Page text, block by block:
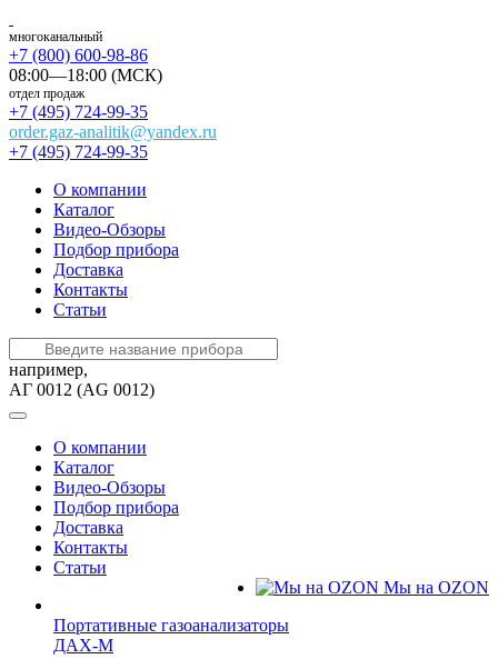
многоканальный
+7 (800) 600-98-86
08:00—18:00 (МСК)
отдел продаж
+7 (495) 724-99-35
order.gaz-analitik@yandex.ru
+7 (495) 724-99-35
О компании
Каталог
Видео-Обзоры
Подбор прибора
Доставка
Контакты
Статьи
например,
АГ 0012 (AG 0012)
О компании
Каталог
Видео-Обзоры
Подбор прибора
Доставка
Контакты
Статьи
Мы на OZON
Портативные газоанализаторы
ДАХ-М